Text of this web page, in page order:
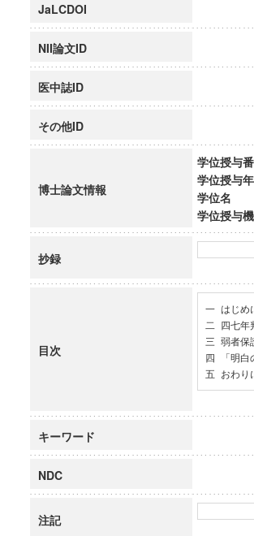
JaLCDOI
NII論文ID
医中誌ID
その他ID
博士論文情報
学位授与
学位授与
学位名
学位授与
抄録
目次
一 はじめ
二 四七年
三 弱者保
四 「明白
五 おわり
キーワード
NDC
注記